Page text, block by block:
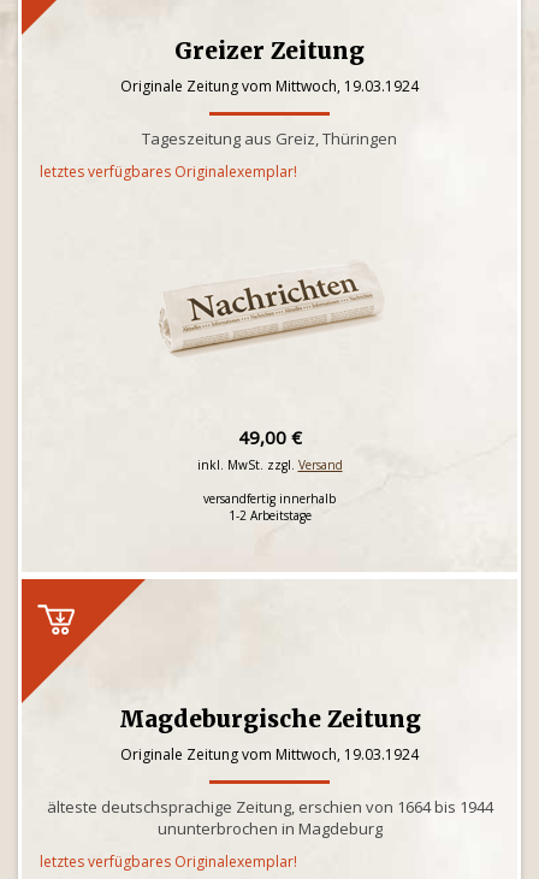
Greizer Zeitung
Originale Zeitung vom Mittwoch, 19.03.1924
Tageszeitung aus Greiz, Thüringen
letztes verfügbares Originalexemplar!
49,00 €
inkl. MwSt. zzgl. Versand
versandfertig innerhalb
1-2 Arbeitstage
Magdeburgische Zeitung
Originale Zeitung vom Mittwoch, 19.03.1924
älteste deutschsprachige Zeitung, erschien von 1664 bis 1944
ununterbrochen in Magdeburg
letztes verfügbares Originalexemplar!